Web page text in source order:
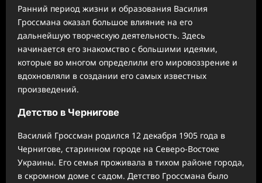
Ранний период жизни и образования Василия
Гроссмана оказал большое влияние на его
дальнейшую творческую деятельность. Здесь
начинается его знакомство с большими идеями,
которые во многом определили его мировоззрение и
вдохновляли в создании его самых известных
произведений.
Детство в Чернигове
Василий Гроссман родился 12 декабря 1905 года в
Чернигове, старинном городе на Северо-Востоке
Украины. Его семья проживала в тихом районе города,
в скромном доме с садом. Детство Гроссмана было